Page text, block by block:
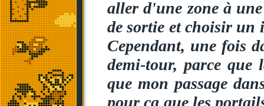
aller d'une zone à
de sortie et choisir un
Cependant, une fois
demi-tour, parce que
que mon passage
pour ça que les